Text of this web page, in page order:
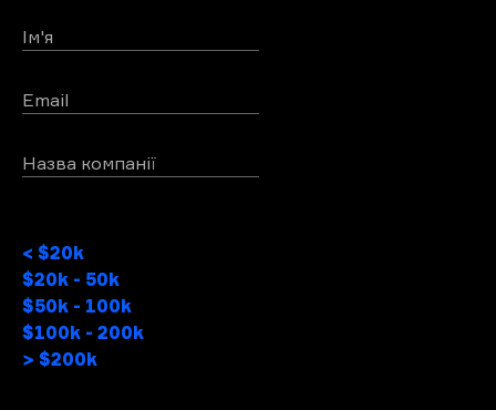
Ім'я
Email
Назва компанії
< $20k
$20k - 50k
$50k - 100k
$100k - 200k
> $200k